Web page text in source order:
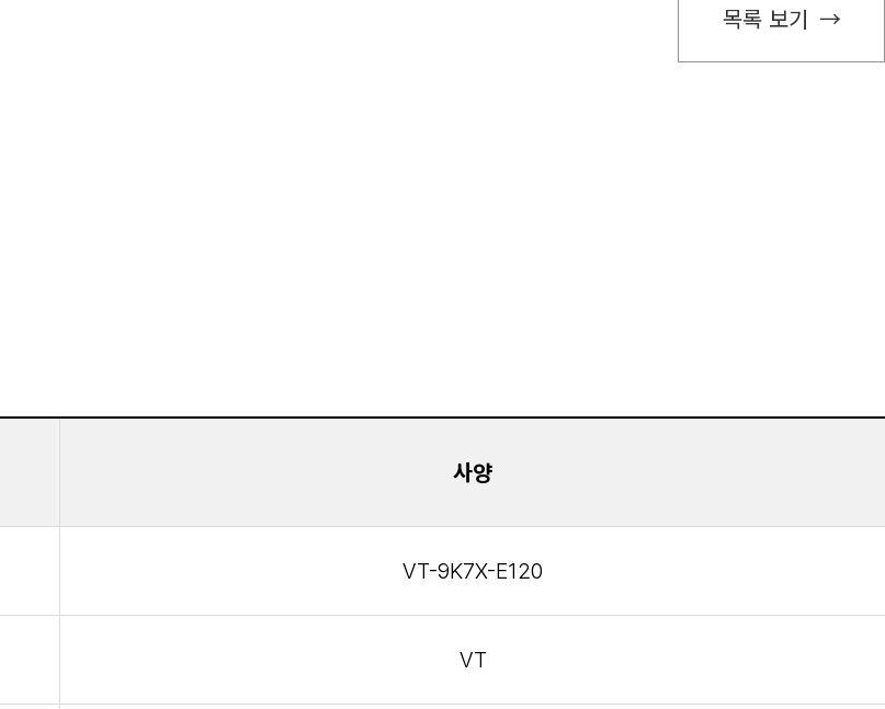
목록 보기
사양
VT-9K7X-E120
VT